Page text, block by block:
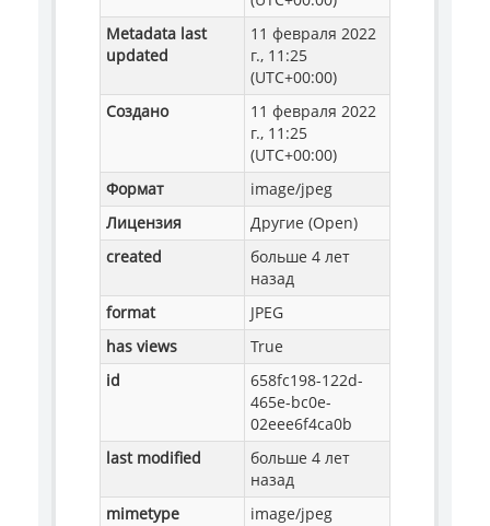
Metadata last
updated
11 февраля 2022
г., 11:25
(UTC+00:00)
Создано
11 февраля 2022
г., 11:25
(UTC+00:00)
Формат
image/jpeg
Лицензия
Другие (Open)
created
больше 4 лет
назад
format
JPEG
has views
True
id
658fc198-122d-
465e-bc0e-
02eee6f4ca0b
last modified
больше 4 лет
назад
mimetype
image/jpeg